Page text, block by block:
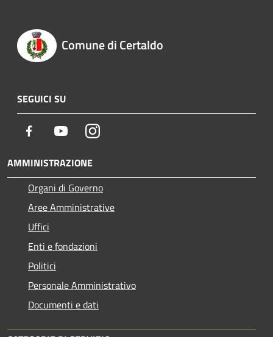
Comune di Certaldo
SEGUICI SU
Facebook YoutubeInstagram
AMMINISTRAZIONE
Organi di Governo
Aree Amministrative
Uffici
Enti e fondazioni
Politici
Personale Amministrativo
Documenti e dati